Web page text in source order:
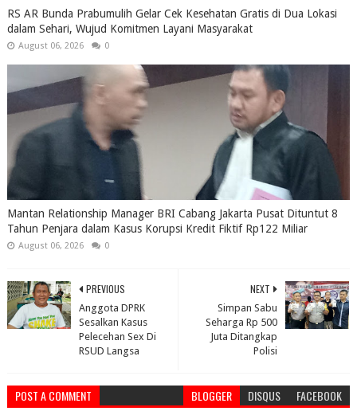
RS AR Bunda Prabumulih Gelar Cek Kesehatan Gratis di Dua Lokasi
dalam Sehari, Wujud Komitmen Layani Masyarakat
August 06, 2026 0
Mantan Relationship Manager BRI Cabang Jakarta Pusat Dituntut 8
Tahun Penjara dalam Kasus Korupsi Kredit Fiktif Rp122 Miliar
August 06, 2026 0
NEXT
Simpan Sabu
Seharga Rp 500
Juta Ditangkap
Polisi
PREVIOUS
Anggota DPRK
Sesalkan Kasus
Pelecehan Sex Di
RSUD Langsa
POST A COMMENT BLOGGER DISQUS FACEBOOK